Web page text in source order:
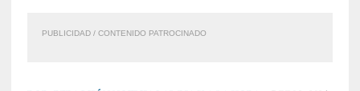
PUBLICIDAD / CONTENIDO PATROCINADO